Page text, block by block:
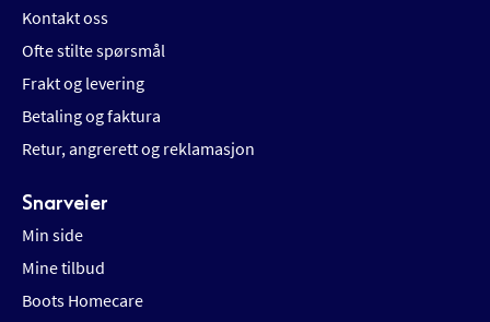
Kontakt oss
Ofte stilte spørsmål
Frakt og levering
Betaling og faktura
Retur, angrerett og reklamasjon
Snarveier
Min side
Mine tilbud
Boots Homecare